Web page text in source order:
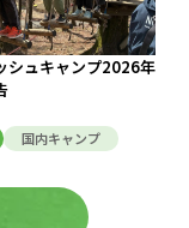
シュキャンプ2026年
国内キャンプ